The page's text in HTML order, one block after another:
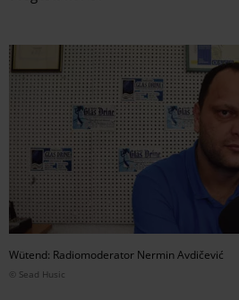
Wütend: Radiomoderator Nermin Avdičević
© Sead Husic